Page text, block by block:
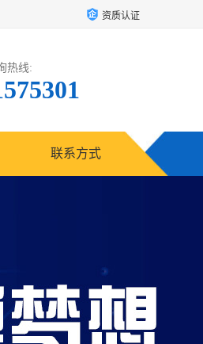
资质认证
热线:
联系方式